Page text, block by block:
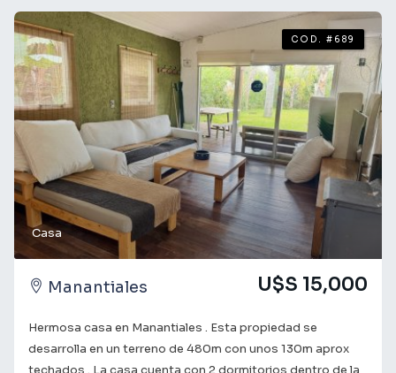
Casa
COD. #689
Manantiales U$S 15,000
Hermosa casa en Manantiales . Esta propiedad se
desarrolla en un terreno de 480m con unos 130m aprox
techados . La casa cuenta con 2 dormitorios dentro de la